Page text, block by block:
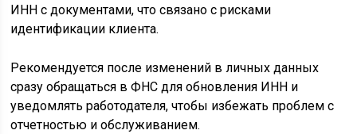
ИНН с документами, что связано с рисками
идентификации клиента.
Рекомендуется после изменений в личных данных
сразу обращаться в ФНС для обновления ИНН и
уведомлять работодателя, чтобы избежать проблем с
отчетностью и обслуживанием.